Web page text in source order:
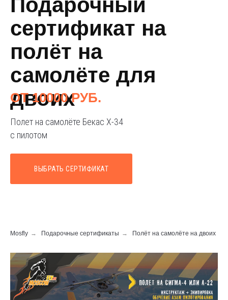
ВЫБРАТЬ СЕРТИФИКАТ
Подарочный
сертификат на
полёт на
самолёте для
двоих
ОТ 10000 РУБ.
Полет на самолёте Бекас Х-34
с пилотом
Mosfly → Подарочные сертификаты → Полёт на самолёте на двоих